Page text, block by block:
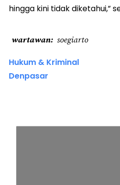
hingga kini tidak diketahui,”
wartawan soegiarto
Hukum & Kriminal
Denpasar